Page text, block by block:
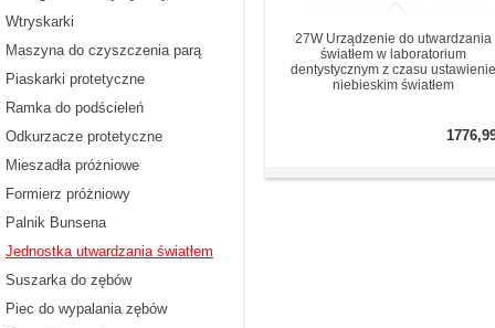
Wtryskarki
Maszyna do czyszczenia parą
Piaskarki protetyczne
Ramka do podścieleń
Odkurzacze protetyczne
Mieszadła próżniowe
Formierz próżniowy
Palnik Bunsena
Jednostka utwardzania światłem
Suszarka do zębów
Piec do wypalania zębów
27W Urządzenie do utwardzania
światłem w laboratorium
dentystycznym z czasu ustawienie
niebieskim światłem